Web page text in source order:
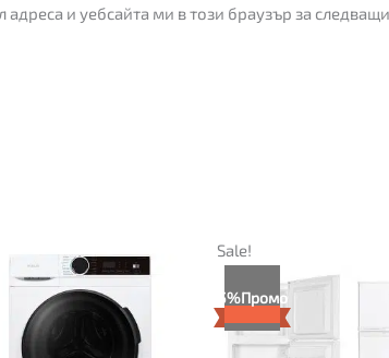
и уебсайта ми в този браузър за
Sale!
5%Промо
was:
лв.).
е:
лв.).